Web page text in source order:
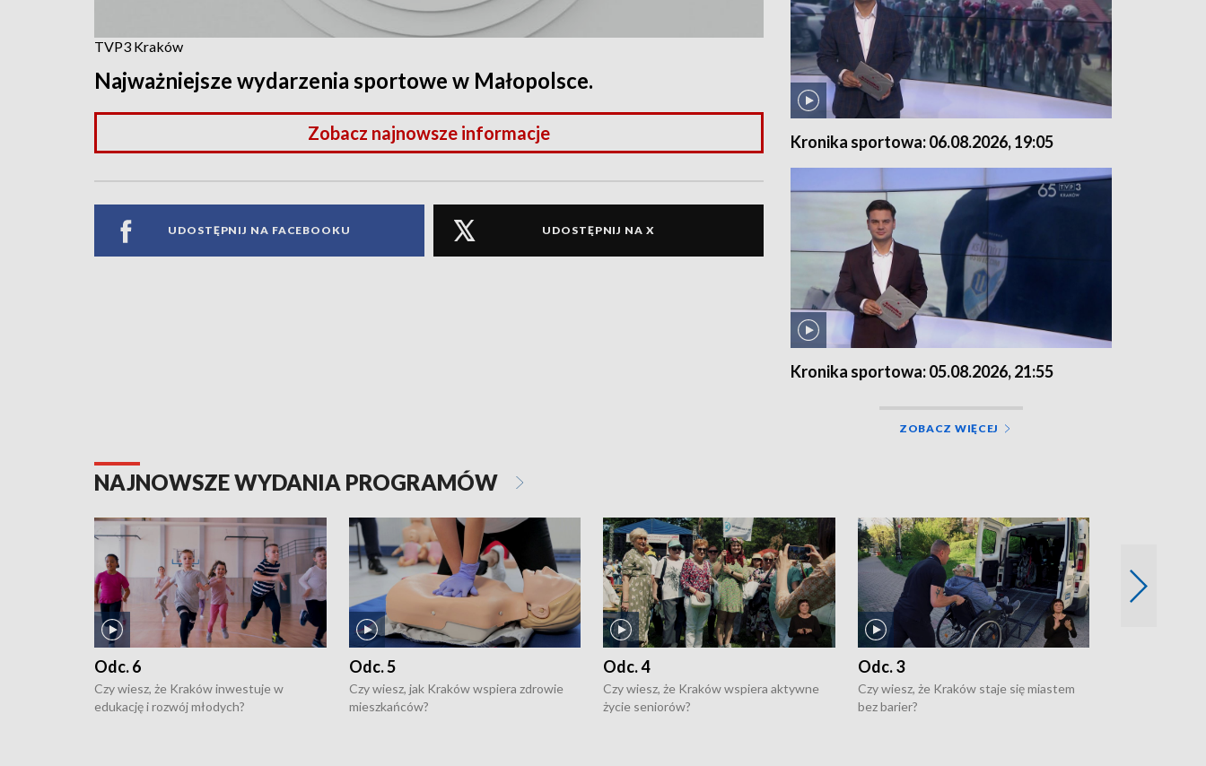
TVP3 Kraków
Najważniejsze wydarzenia sportowe w Małopolsce.
Zobacz najnowsze informacje
UDOSTĘPNIJ NA FACEBOOKU UDOSTĘPNIJ NA X
Kronika sportowa: 06.08.2026, 19:05
Kronika sportowa: 05.08.2026, 21:55
ZOBACZ WIĘCEJ
NAJNOWSZE WYDANIA PROGRAMÓW
Odc. 6
Czy wiesz, że Kraków inwestuje w
edukację i rozwój młodych?
Odc. 5
Czy wiesz, jak Kraków wspiera zdrowie
mieszkańców?
Odc. 4
Czy wiesz, że Kraków wspiera aktywne
życie seniorów?
Odc. 3
Czy wiesz, że Kraków staje się miastem
bez barier?